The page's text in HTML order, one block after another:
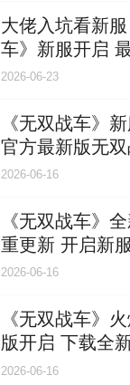
大佬入坑看新
车》新服开启
上
2026-06-23
《无双战车》
官方最新版无
并送上
2026-06-16
《无双战车》
重更新 开启新
举
2026-06-16
《无双战车》
版开启 下载全
2026-06-16